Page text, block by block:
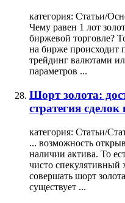
категория: Статьи/
Чему равен 1 лот
биржевой торговле?
на бирже происходит
трейдинг валютами
параметров ...
Шорт золота:
стратегия
категория: Статьи/
... возможность
наличии актива. То
чисто спекулятивный
совершать шорт
существует ...